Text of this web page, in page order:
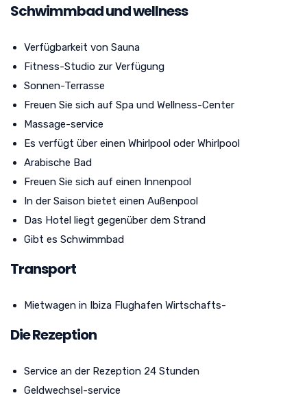
Schwimmbad und wellness
Verfügbarkeit von Sauna
Fitness-Studio zur Verfügung
Sonnen-Terrasse
Freuen Sie sich auf Spa und Wellness-Center
Massage-service
Es verfügt über einen Whirlpool oder Whirlpool
Arabische Bad
Freuen Sie sich auf einen Innenpool
In der Saison bietet einen Außenpool
Das Hotel liegt gegenüber dem Strand
Gibt es Schwimmbad
Transport
Mietwagen in Ibiza Flughafen Wirtschafts-
Die Rezeption
Service an der Rezeption 24 Stunden
Geldwechsel-service